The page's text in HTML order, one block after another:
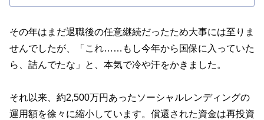
その年はまだ退職後の任意継続だったため大事には至りま
せんでしたが、「これ……もし今年から国保に入っていた
ら、詰んでたな」と、本気で冷や汗をかきました。
それ以来、約2,500万円あったソーシャルレンディングの
運用額を徐々に縮小しています。償還された資金は再投資